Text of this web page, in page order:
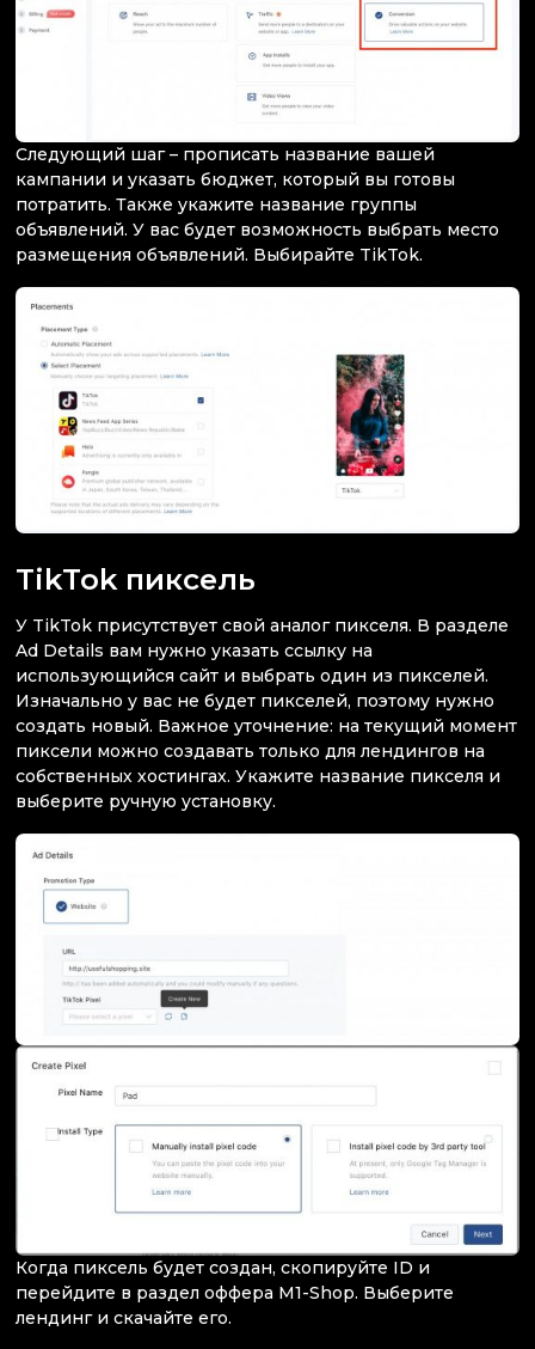
Следующий шаг – прописать название вашей
кампании и указать бюджет, который вы готовы
потратить. Также укажите название группы
объявлений. У вас будет возможность выбрать место
размещения объявлений. Выбирайте TikTok.
TikTok пиксель
У TikTok присутствует свой аналог пикселя. В разделе
Ad Details вам нужно указать ссылку на
использующийся сайт и выбрать один из пикселей.
Изначально у вас не будет пикселей, поэтому нужно
создать новый. Важное уточнение: на текущий момент
пиксели можно создавать только для лендингов на
собственных хостингах. Укажите название пикселя и
выберите ручную установку.
Когда пиксель будет создан, скопируйте ID и
перейдите в раздел оффера M1-Shop. Выберите
лендинг и скачайте его.